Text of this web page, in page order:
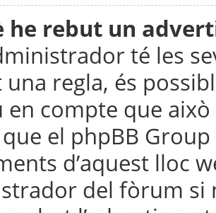
he rebut un
té les
regla, és
en compte que
el phpBB
d’aquest lloc
del fòrum